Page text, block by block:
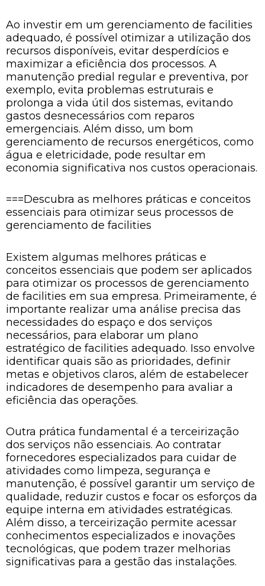
Ao investir em um gerenciamento de facilities
adequado, é possível otimizar a utilização dos
recursos disponíveis, evitar desperdícios e
maximizar a eficiência dos processos. A
manutenção predial regular e preventiva, por
exemplo, evita problemas estruturais e
prolonga a vida útil dos sistemas, evitando
gastos desnecessários com reparos
emergenciais. Além disso, um bom
gerenciamento de recursos energéticos, como
água e eletricidade, pode resultar em
economia significativa nos custos operacionais.
===Descubra as melhores práticas e conceitos
essenciais para otimizar seus processos de
gerenciamento de facilities
Existem algumas melhores práticas e
conceitos essenciais que podem ser aplicados
para otimizar os processos de gerenciamento
de facilities em sua empresa. Primeiramente, é
importante realizar uma análise precisa das
necessidades do espaço e dos serviços
necessários, para elaborar um plano
estratégico de facilities adequado. Isso envolve
identificar quais são as prioridades, definir
metas e objetivos claros, além de estabelecer
indicadores de desempenho para avaliar a
eficiência das operações.
Outra prática fundamental é a terceirização
dos serviços não essenciais. Ao contratar
fornecedores especializados para cuidar de
atividades como limpeza, segurança e
manutenção, é possível garantir um serviço de
qualidade, reduzir custos e focar os esforços da
equipe interna em atividades estratégicas.
Além disso, a terceirização permite acessar
conhecimentos especializados e inovações
tecnológicas, que podem trazer melhorias
significativas para a gestão das instalações.